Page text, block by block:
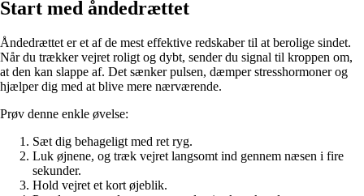
Start med åndedrættet
Åndedrættet er et af de mest effektive redskaber til at berolige sindet.
Når du trækker vejret roligt og dybt, sender du signal til kroppen om,
at den kan slappe af. Det sænker pulsen, dæmper stresshormoner og
hjælper dig med at blive mere nærværende.
Prøv denne enkle øvelse:
Sæt dig behageligt med ret ryg.
Luk øjnene, og træk vejret langsomt ind gennem næsen i fire
sekunder.
Hold vejret et kort øjeblik.